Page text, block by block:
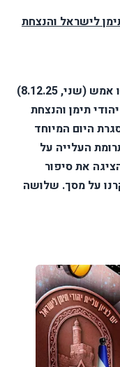
לישראל והנצחת
משרד המורשת ועיריית ירושלים קיימו אמש (שני, 8.12.25)
תימן והנצחת
היום המיוחד
העלייה על
את סיפור
400 נספים הוקרנו על מסך. שלושה